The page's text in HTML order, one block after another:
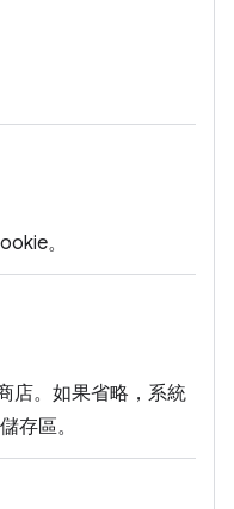
。
店。如果省略，系統
存區。